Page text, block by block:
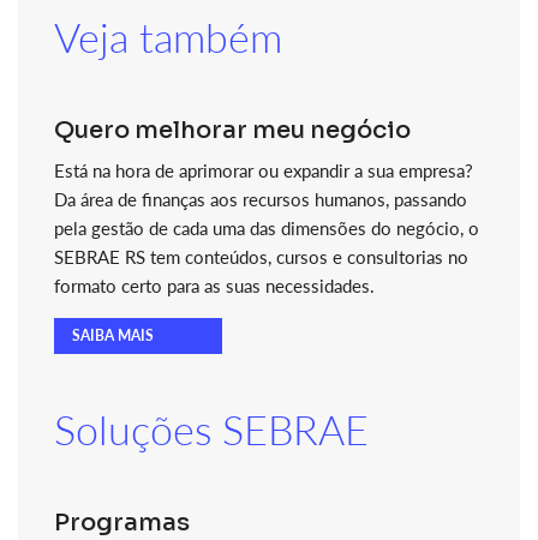
Veja também
Quero melhorar meu negócio
Está na hora de aprimorar ou expandir a sua empresa?
Da área de finanças aos recursos humanos, passando
pela gestão de cada uma das dimensões do negócio, o
SEBRAE RS tem conteúdos, cursos e consultorias no
formato certo para as suas necessidades.
SAIBA MAIS
Soluções SEBRAE
Programas